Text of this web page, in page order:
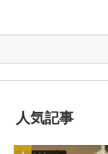
人気記事